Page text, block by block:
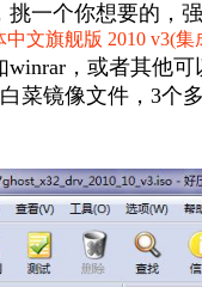
一个你想要的，
文旗舰版 2010 v3(
，或者其他
菜镜像文件，3